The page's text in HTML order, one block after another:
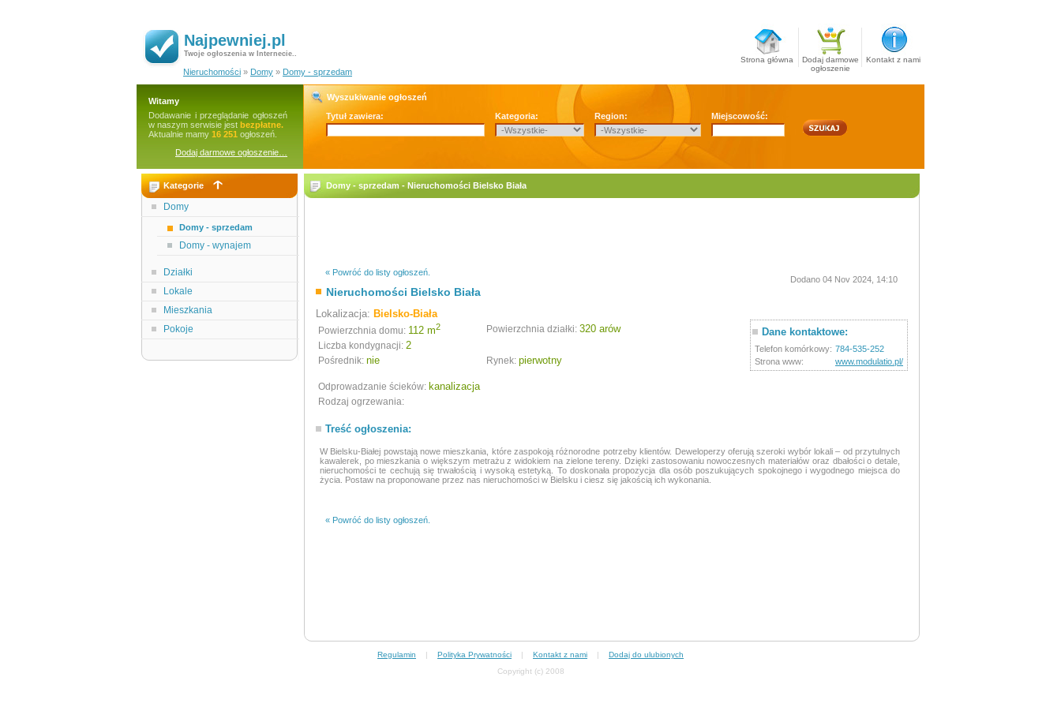
Najpewniej.pl
Twoje ogłoszenia w Internecie..
Strona główna
Dodaj darmowe
ogłoszenie
Kontakt z nami
Nieruchomości » Domy » Domy - sprzedam
Witamy
Dodawanie i przeglądanie ogłoszeń
w naszym serwisie jest bezpłatne.
Aktualnie mamy 16 251 ogłoszeń.
Dodaj darmowe ogłoszenie…
Wyszukiwanie ogłoszeń
Tytuł zawiera:
Kategoria: Region: Miejscowość:
Kategorie
Domy
Domy - sprzedam
Domy - wynajem
Działki
Lokale
Mieszkania
Pokoje
Domy - sprzedam - Nieruchomości Bielsko Biała
« Powróć do listy ogłoszeń.
Nieruchomości Bielsko Biała
Dodano 04 Nov 2024, 14:10
Lokalizacja: Bielsko-Biała
Dane kontaktowe:
Telefon komórkowy: 784-535-252
Strona www:
www.modulatio.pl/
Powierzchnia domu: 112 m2 Powierzchnia działki: 320 arów
Liczba kondygnacji: 2
Pośrednik: nie Rynek: pierwotny
Odprowadzanie ścieków: kanalizacja
Rodzaj ogrzewania:
Treść ogłoszenia:
W Bielsku-Białej powstają nowe mieszkania, które zaspokoją różnorodne potrzeby klientów. Deweloperzy oferują szeroki wybór lokali – od przytulnych
kawalerek, po mieszkania o większym metrażu z widokiem na zielone tereny. Dzięki zastosowaniu nowoczesnych materiałów oraz dbałości o detale,
nieruchomości te cechują się trwałością i wysoką estetyką. To doskonała propozycja dla osób poszukujących spokojnego i wygodnego miejsca do
życia. Postaw na proponowane przez nas nieruchomości w Bielsku i ciesz się jakością ich wykonania.
« Powróć do listy ogłoszeń.
Regulamin | Polityka Prywatności | Kontakt z nami | Dodaj do ulubionych
Copyright (c) 2008